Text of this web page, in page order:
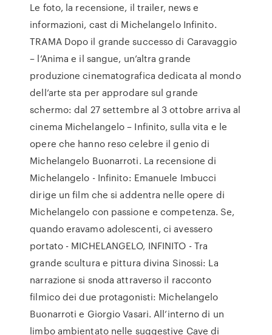
Le foto, la recensione, il trailer, news e
informazioni, cast di Michelangelo Infinito.
TRAMA Dopo il grande successo di Caravaggio
– l’Anima e il sangue, un’altra grande
produzione cinematografica dedicata al mondo
dell’arte sta per approdare sul grande
schermo: dal 27 settembre al 3 ottobre arriva al
cinema Michelangelo – Infinito, sulla vita e le
opere che hanno reso celebre il genio di
Michelangelo Buonarroti. La recensione di
Michelangelo - Infinito: Emanuele Imbucci
dirige un film che si addentra nelle opere di
Michelangelo con passione e competenza. Se,
quando eravamo adolescenti, ci avessero
portato - MICHELANGELO, INFINITO - Tra
grande scultura e pittura divina Sinossi: La
narrazione si snoda attraverso il racconto
filmico dei due protagonisti: Michelangelo
Buonarroti e Giorgio Vasari. All’interno di un
limbo ambientato nelle suggestive Cave di